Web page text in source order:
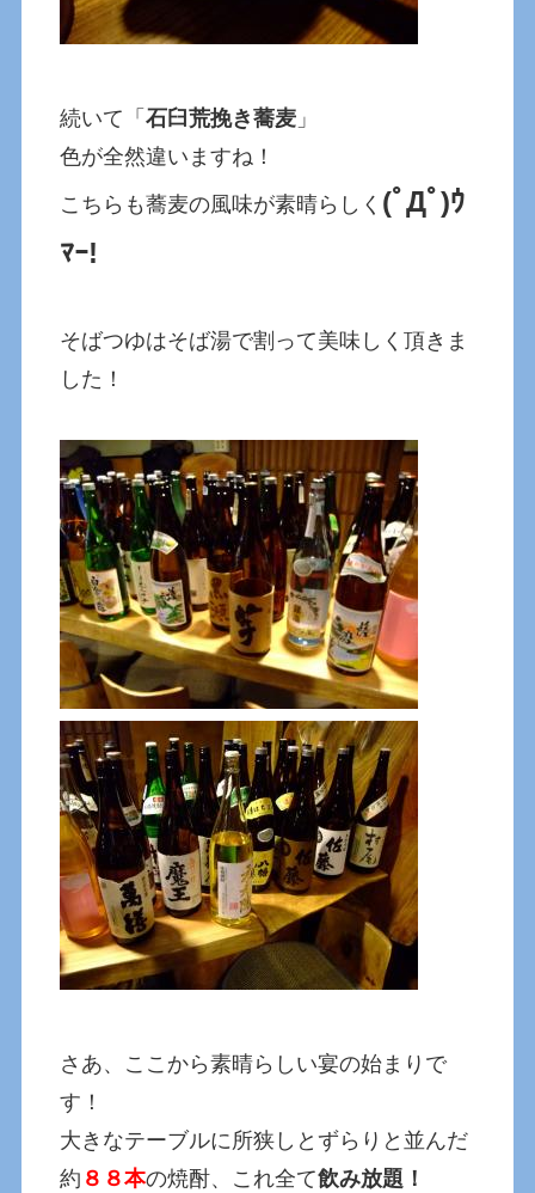
続いて「石臼荒挽き蕎麦 」
色が全然違いますね！
こちらも蕎麦の風味が素晴らしく (ﾟДﾟ)ｳ
ﾏｰ!
そばつゆはそば湯で割って美味しく頂きま
した！
さあ、ここから素晴らしい宴の始まりで
す！
大きなテーブルに所狭しとずらりと並んだ
約 ８８本の焼酎、これ全て飲み放題！